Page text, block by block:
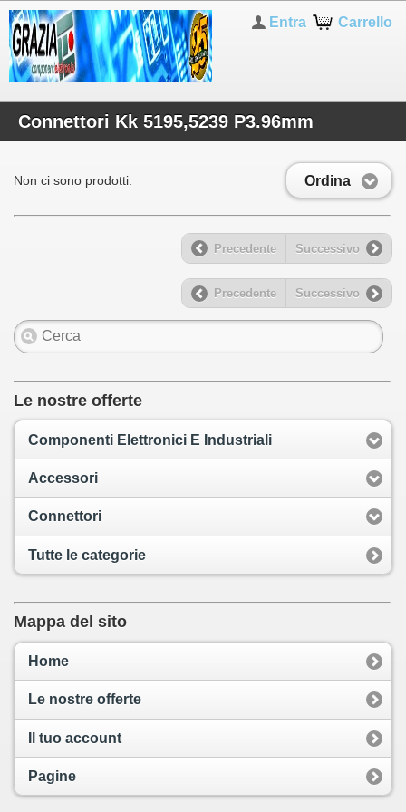
Carrello
Entra
Connettori Kk 5195,5239 P3.96mm
Ordina
Non ci sono prodotti.
Precedente Successivo
Precedente Successivo
Le nostre offerte
Componenti Elettronici E Industriali
Accessori
Connettori
Tutte le categorie
Mappa del sito
Home
Le nostre offerte
Il tuo account
Pagine